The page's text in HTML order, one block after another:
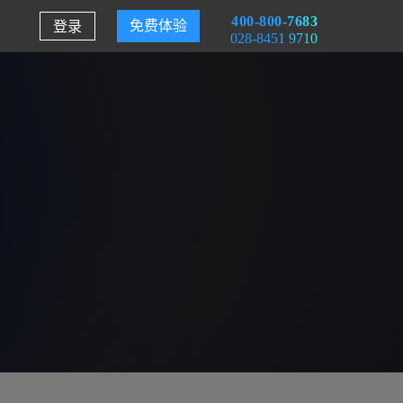
登录 免费体验
400-800-7683
028-8451 9710